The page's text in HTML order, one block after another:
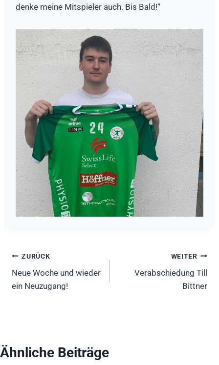
denke meine Mitspieler auch. Bis Bald!“
Beitragsnavigation
ZURÜCK
Neue Woche und wieder
ein Neuzugang!
WEITER
Verabschiedung Till
Bittner
Ähnliche Beiträge